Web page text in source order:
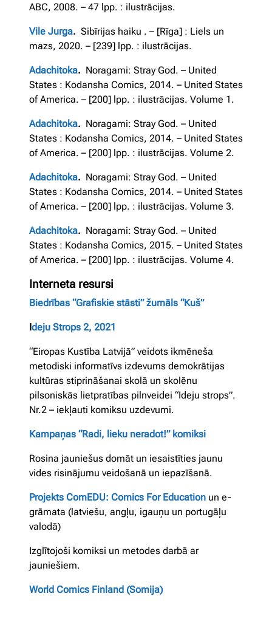
ABC, 2008. – 47 lpp. : ilustrācijas.
Vile Jurga. Sibīrijas haiku . – [Rīga] : Liels un
mazs, 2020. – [239] lpp. : ilustrācijas.
Adachitoka. Noragami: Stray God. – United
States : Kodansha Comics, 2014. – United States
of America. – [200] lpp. : ilustrācijas. Volume 1.
Adachitoka. Noragami: Stray God. – United
States : Kodansha Comics, 2014. – United States
of America. – [200] lpp. : ilustrācijas. Volume 2.
Adachitoka. Noragami: Stray God. – United
States : Kodansha Comics, 2014. – United States
of America. – [200] lpp. : ilustrācijas. Volume 3.
Adachitoka. Noragami: Stray God. – United
States : Kodansha Comics, 2015. – United States
of America. – [200] lpp. : ilustrācijas. Volume 4.
Interneta resursi
Biedrības “Grafiskie stāsti” žurnāls “Kuš”
Ideju Strops 2, 2021
“Eiropas Kustība Latvijā” veidots ikmēneša
metodiski informatīvs izdevums demokrātijas
kultūras stiprināšanai skolā un skolēnu
pilsoniskās lietpratības pilnveidei “Ideju strops”.
Nr.2 – iekļauti komiksu uzdevumi.
Kampaņas “Radi, lieku neradot!” komiksi
Rosina jauniešus domāt un iesaistīties jaunu
vides risinājumu veidošanā un iepazīšanā.
Projekts ComEDU: Comics For Education un e-
grāmata (latviešu, angļu, igauņu un portugāļu
valodā)
Izglītojoši komiksi un metodes darbā ar
jauniešiem.
World Comics Finland (Somija)